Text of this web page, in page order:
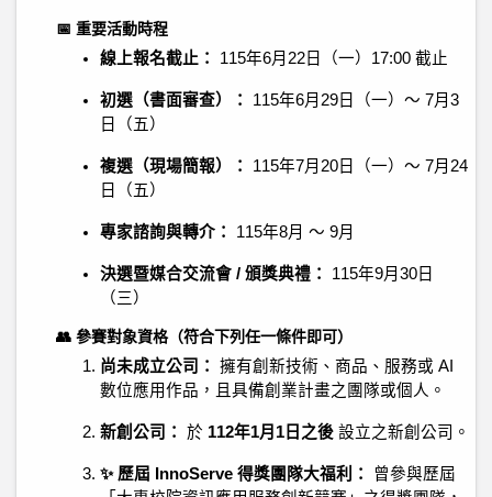
📅 重要活動時程
線上報名截止：
115年6月22日（一）17:00 截止
初選（書面審查）：
115年6月29日（一）～ 7月3
日（五）
複選（現場簡報）：
115年7月20日（一）～ 7月24
日（五）
專家諮詢與轉介： 115年8月 ～ 9月
決選暨媒合交流會 / 頒獎典禮：
115年9月30日
（三）
👥 參賽對象資格（符合下列任一條件即可）
尚未成立公司：
擁有創新技術、商品、服務或 AI
數位應用作品，且具備創業計畫之團隊或個人。
新創公司： 於 112年1月1日之後 設立之新創公司。
✨ 歷屆 InnoServe 得獎團隊大福利：
曾參與歷屆